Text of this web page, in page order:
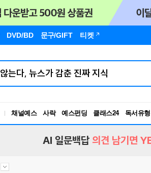
DVD/BD 문구/GIFT 티켓
채널예스 사락 예스펀딩 클래스24
독서유
RBTI
AI 일문백답 의견 남기면